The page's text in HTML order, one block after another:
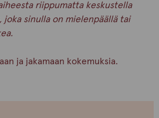
riippumatta keskustella
joka sinulla on mielenpäällä tai
ja jakamaan kokemuksia.